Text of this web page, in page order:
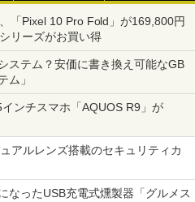
「Pixel 10 Pro Fold」が169,800円
リーズがお買い得
ステム？安価に書き換え可能なGB
ム」
ンチスマホ「AQUOS R9」が
アルレンズ搭載のセキュリティカ
なったUSB充電式燻製器「グルメス